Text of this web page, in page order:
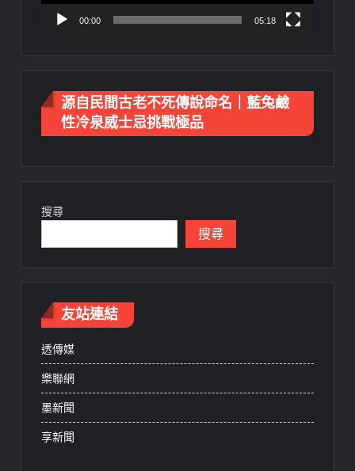
00:00 05:18
源自民間古老不死傳說命名｜藍兔鹼
性冷泉威士忌挑戰極品
搜尋
搜尋
友站連結
透傳媒
樂聯網
墨新聞
享新聞